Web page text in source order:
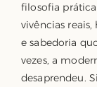
filosofia
vivências
e sabedoria
vezes, a
desaprendeu.